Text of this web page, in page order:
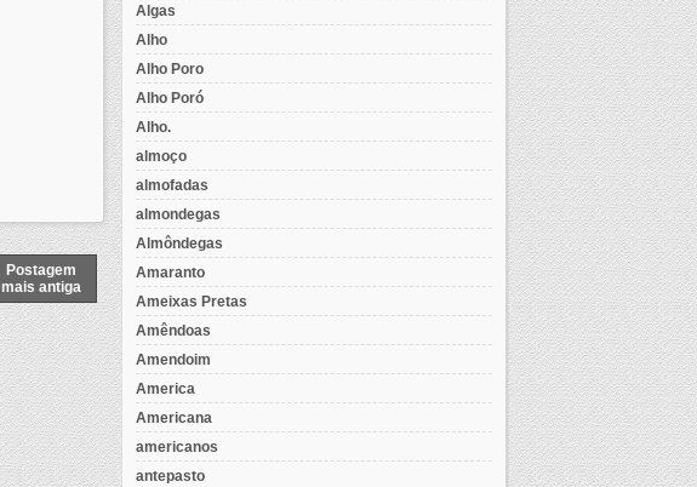
Postagem
mais antiga
Algas
Alho
Alho Poro
Alho Poró
Alho.
almoço
almofadas
almondegas
Almôndegas
Amaranto
Ameixas Pretas
Amêndoas
Amendoim
America
Americana
americanos
antepasto